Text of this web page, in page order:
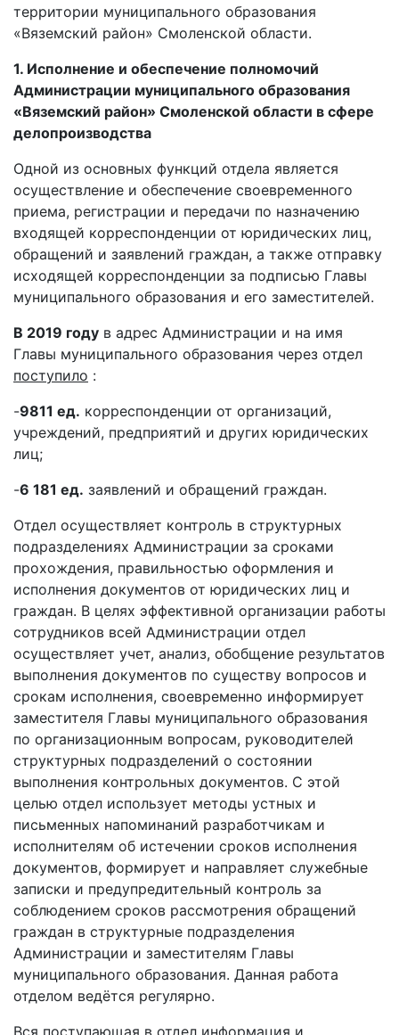
территории муниципального образования
«Вяземский район» Смоленской области.
1. Исполнение и обеспечение полномочий
Администрации муниципального образования
«Вяземский район» Смоленской области в сфере
делопроизводства
Одной из основных функций отдела является
осуществление и обеспечение своевременного
приема, регистрации и передачи по назначению
входящей корреспонденции от юридических лиц,
обращений и заявлений граждан, а также отправку
исходящей корреспонденции за подписью Главы
муниципального образования и его заместителей.
В 2019 году в адрес Администрации и на имя
Главы муниципального образования через отдел
поступило :
-9811 ед. корреспонденции от организаций,
учреждений, предприятий и других юридических
лиц;
-6 181 ед. заявлений и обращений граждан.
Отдел осуществляет контроль в структурных
подразделениях Администрации за сроками
прохождения, правильностью оформления и
исполнения документов от юридических лиц и
граждан. В целях эффективной организации работы
сотрудников всей Администрации отдел
осуществляет учет, анализ, обобщение результатов
выполнения документов по существу вопросов и
срокам исполнения, своевременно информирует
заместителя Главы муниципального образования
по организационным вопросам, руководителей
структурных подразделений о состоянии
выполнения контрольных документов. С этой
целью отдел использует методы устных и
письменных напоминаний разработчикам и
исполнителям об истечении сроков исполнения
документов, формирует и направляет служебные
записки и предупредительный контроль за
соблюдением сроков рассмотрения обращений
граждан в структурные подразделения
Администрации и заместителям Главы
муниципального образования. Данная работа
отделом ведётся регулярно.
Вся поступающая в отдел информация и